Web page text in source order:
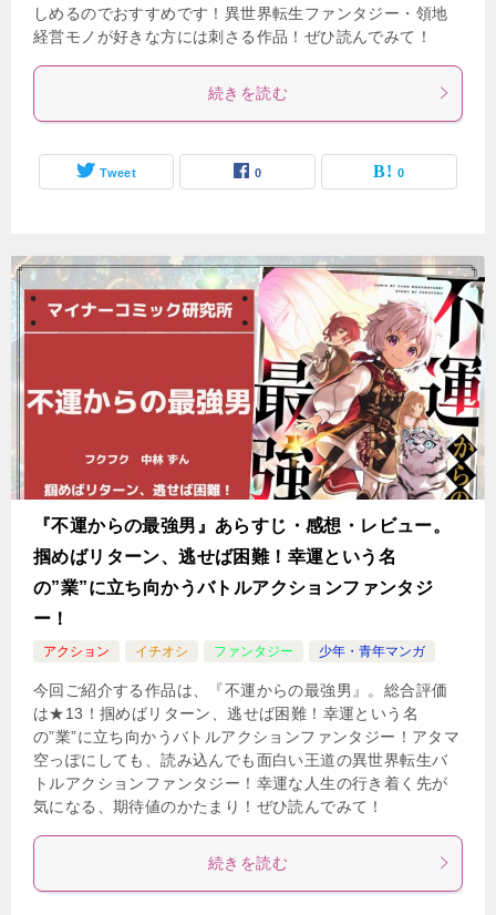
しめるのでおすすめです！異世界転生ファンタジー・領地
経営モノが好きな方には刺さる作品！ぜひ読んでみて！
続きを読む
Tweet 0 0
『不運からの最強男』あらすじ・感想・レビュー。
掴めばリターン、逃せば困難！幸運という名
の”業”に立ち向かうバトルアクションファンタジ
ー！
アクション イチオシ ファンタジー 少年・青年マンガ
今回ご紹介する作品は、『不運からの最強男』。総合評価
は★13！掴めばリターン、逃せば困難！幸運という名
の”業”に立ち向かうバトルアクションファンタジー！アタマ
空っぽにしても、読み込んでも面白い王道の異世界転生バ
トルアクションファンタジー！幸運な人生の行き着く先が
気になる、期待値のかたまり！ぜひ読んでみて！
続きを読む